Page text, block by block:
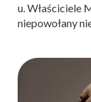
u. Właściciele
niepowołany